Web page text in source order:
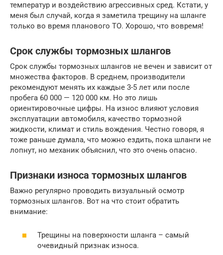
температур и воздействию агрессивных сред. Кстати, у
меня был случай, когда я заметила трещину на шланге
только во время планового ТО. Хорошо, что вовремя!
Срок службы тормозных шлангов
Срок службы тормозных шлангов не вечен и зависит от
множества факторов. В среднем, производители
рекомендуют менять их каждые 3-5 лет или после
пробега 60 000 — 120 000 км. Но это лишь
ориентировочные цифры. На износ влияют условия
эксплуатации автомобиля, качество тормозной
жидкости, климат и стиль вождения. Честно говоря, я
тоже раньше думала, что можно ездить, пока шланги не
лопнут, но механик объяснил, что это очень опасно.
Признаки износа тормозных шлангов
Важно регулярно проводить визуальный осмотр
тормозных шлангов. Вот на что стоит обратить
внимание:
Трещины на поверхности шланга – самый
очевидный признак износа.